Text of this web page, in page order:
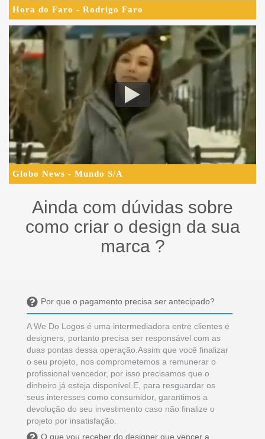
Hora do Faro - Rodrigo Faro
Globo News - Mundo S/A
Ainda com dúvidas sobre
como criar o design da sua
marca ?
Por que o pagamento precisa ser antecipado?
A We Do Logos é uma intermediadora entre clientes e
designers, portanto precisa ser responsável com as
duas pontas dessa operação.Assim que você finalizar
o seu projeto, nos comprometemos a remunerar o
profissional vencedor, por isso precisamos que o
dinheiro já esteja disponível.E, para resguardar os
seus interesses como consumidor, garantimos a
devolução do seu investimento caso não finalize o
projeto por insatisfação.
O que vou receber do designer que vencer a